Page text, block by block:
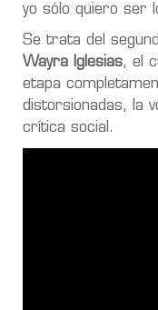
yo sólo quiero ser
Se trata del
Wayra Iglesias, el
etapa
distorsionadas, la
crítica social.